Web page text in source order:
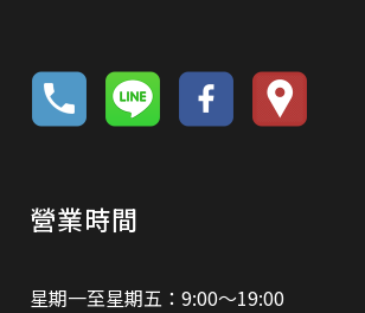
營業時間
星期一至星期五：9:00～19:00